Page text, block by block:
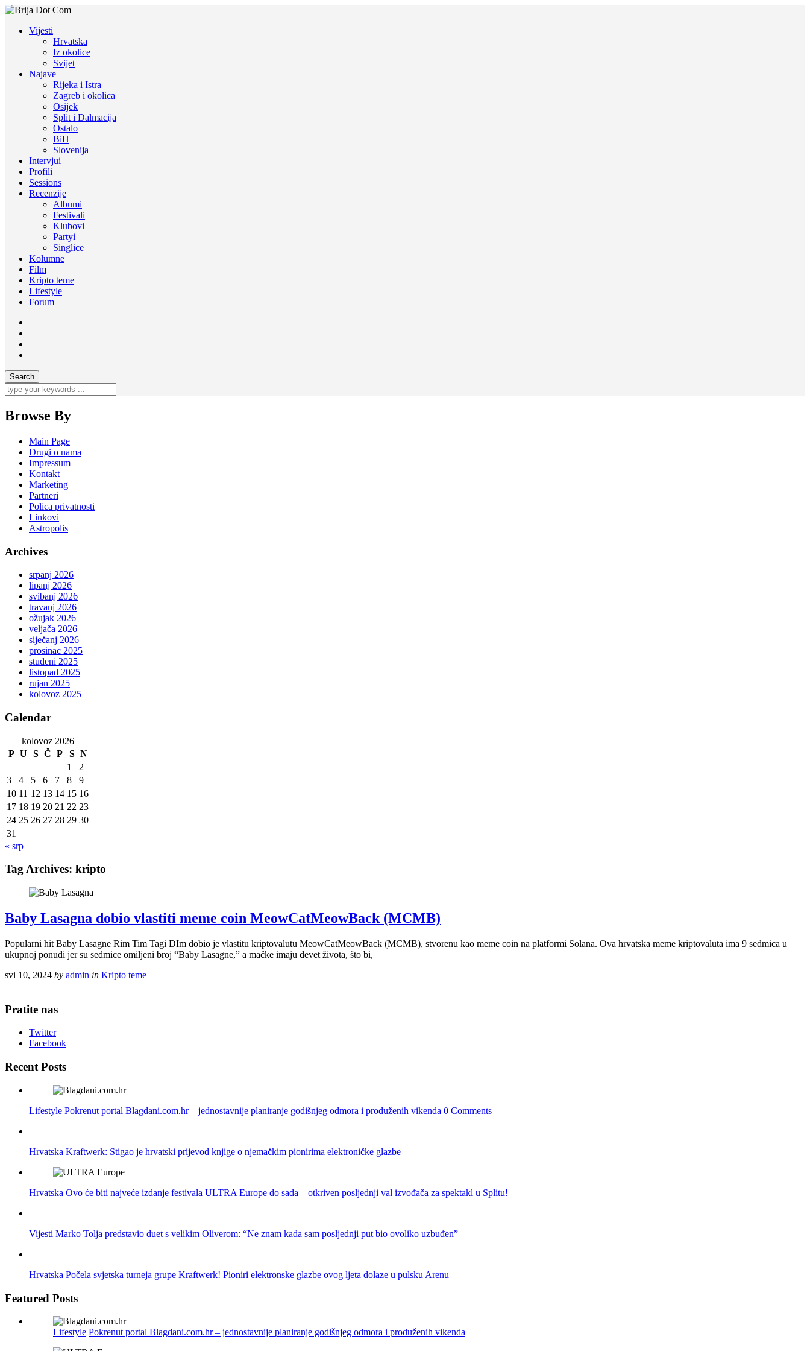
Vijesti
Hrvatska
Iz okolice
Svijet
Najave
Rijeka i Istra
Zagreb i okolica
Osijek
Split i Dalmacija
Ostalo
BiH
Slovenija
Intervjui
Profili
Sessions
Recenzije
Albumi
Festivali
Klubovi
Partyi
Singlice
Kolumne
Film
Kripto teme
Lifestyle
Forum
Browse By
Main Page
Drugi o nama
Impressum
Kontakt
Marketing
Partneri
Polica privatnosti
Linkovi
Astropolis
Archives
srpanj 2026
lipanj 2026
svibanj 2026
travanj 2026
ožujak 2026
veljača 2026
siječanj 2026
prosinac 2025
studeni 2025
listopad 2025
rujan 2025
kolovoz 2025
Calendar
kolovoz 2026
P U S Č P S N
1
2
3
4 5 6 7 8
9
10 11 12 13 14 15 16
17 18 19 20 21 22 23
24 25 26 27 28 29 30
31
« srp
Tag Archives: kripto
Baby Lasagna dobio vlastiti meme coin MeowCatMeowBack (MCMB)
Popularni hit Baby Lasagne Rim Tim Tagi DIm dobio je vlastitu kriptovalutu MeowCatMeowBack (MCMB), stvorenu kao meme coin na platformi Solana. Ova hrvatska meme kriptovaluta ima 9 sedmica u
ukupnoj ponudi jer su sedmice omiljeni broj “Baby Lasagne,” a mačke imaju devet života, što bi,
svi 10, 2024 by admin in Kripto teme
Pratite nas
Twitter
Facebook
Recent Posts
Lifestyle Pokrenut portal Blagdani.com.hr – jednostavnije planiranje godišnjeg odmora i produženih vikenda 0 Comments
Hrvatska Kraftwerk: Stigao je hrvatski prijevod knjige o njemačkim pionirima elektroničke glazbe
Hrvatska Ovo će biti najveće izdanje festivala ULTRA Europe do sada – otkriven posljednji val izvođača za spektakl u Splitu!
Vijesti Marko Tolja predstavio duet s velikim Oliverom: “Ne znam kada sam posljednji put bio ovoliko uzbuđen”
Hrvatska Počela svjetska turneja grupe Kraftwerk! Pioniri elektronske glazbe ovog ljeta dolaze u pulsku Arenu
Featured Posts
Lifestyle Pokrenut portal Blagdani.com.hr – jednostavnije planiranje godišnjeg odmora i produženih vikenda